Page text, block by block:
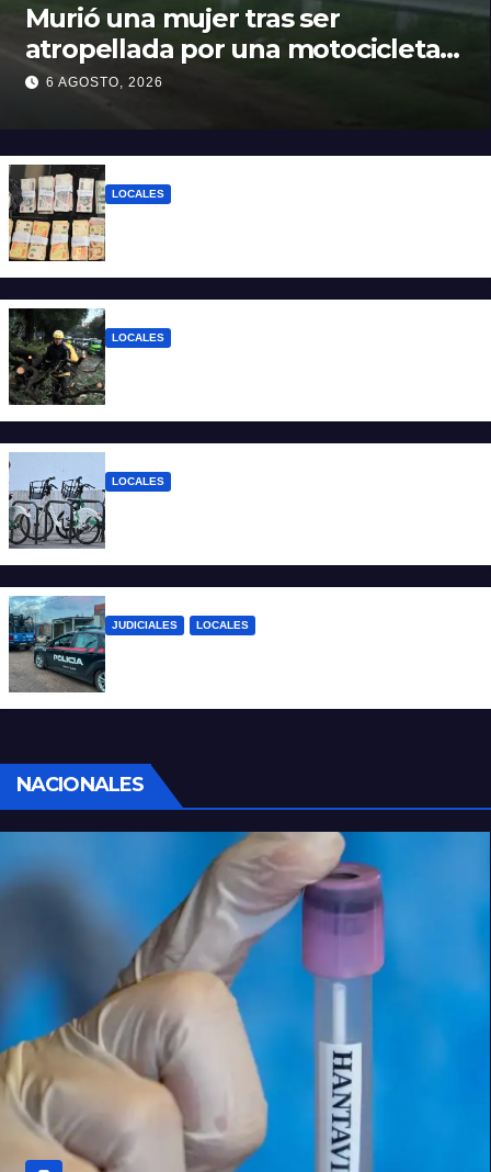
Murió una mujer tras ser
atropellada por una motocicleta
en Nelson
6 AGOSTO, 2026
LOCALES
LOCALES
LOCALES
JUDICIALES LOCALES
NACIONALES